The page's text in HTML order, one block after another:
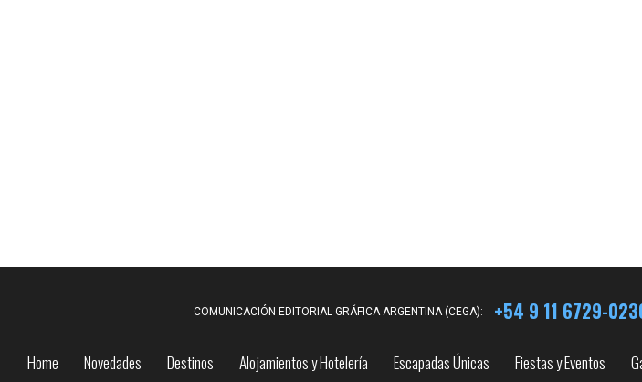
COMUNICACIÓN EDITORIAL GRÁFICA ARGENTINA (CEGA): +54 9 11 6729-
Home Novedades Destinos Alojamientos y Hotelería Escapadas Únicas Fiestas y Eventos